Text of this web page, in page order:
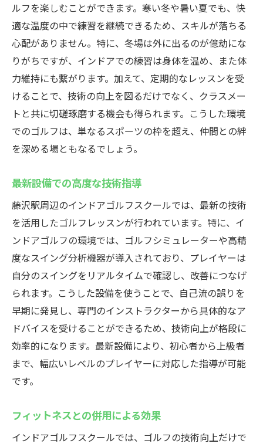
ルフを楽しむことができます。寒い冬や暑い夏でも、快
適な温度の中で練習を継続できるため、スキルが落ちる
心配がありません。特に、冬場は外に出るのが億劫にな
りがちですが、インドアでの練習は身体を温め、また体
力維持にも繋がります。加えて、定期的なレッスンを受
けることで、技術の向上を図るだけでなく、クラスメー
トと共に切磋琢磨する機会も得られます。こうした環境
でのゴルフは、単なるスポーツの枠を超え、仲間との絆
を深める場ともなるでしょう。
最新設備での高度な技術指導
藤沢駅周辺のインドアゴルフスクールでは、最新の技術
を活用したゴルフレッスンが行われています。特に、イ
ンドアゴルフの環境では、ゴルフシミュレーターや高精
度なスイング分析機器が導入されており、プレイヤーは
自分のスイングをリアルタイムで確認し、改善につなげ
られます。こうした設備を使うことで、自己流の誤りを
早期に発見し、専門のインストラクターから具体的なア
ドバイスを受けることができるため、技術向上が格段に
効率的になります。最新設備により、初心者から上級者
まで、幅広いレベルのプレイヤーに対応した指導が可能
です。
フィットネスとの併用による効果
インドアゴルフスクールでは、ゴルフの技術向上だけで